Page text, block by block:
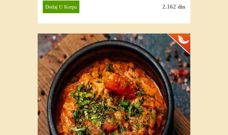
2.162 din
Dodaj U Korpu